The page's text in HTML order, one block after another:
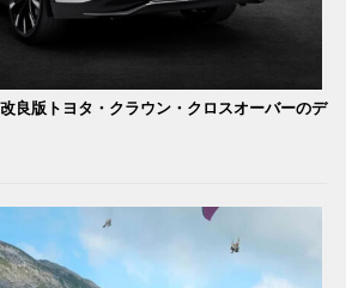
良版トヨタ・クラウン・クロスオーバーのデ